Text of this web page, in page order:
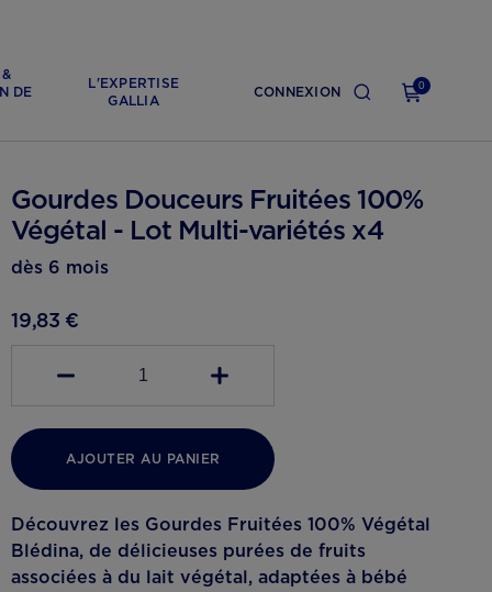
CONNEXION 0
DE
L'EXPERTISE
GALLIA
Gourdes Douceurs Fruitées 100%
Végétal - Lot Multi-variétés x4
dès 6 mois
19,83 €
1
AJOUTER AU PANIER
Découvrez les Gourdes Fruitées 100% Végétal
Blédina, de délicieuses purées de fruits
associées à du lait végétal, adaptées à bébé